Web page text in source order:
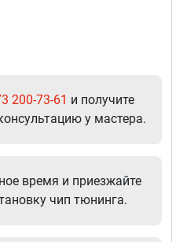
200-73-61 и получите
у мастера.
время и приезжайте
чип тюнинга.